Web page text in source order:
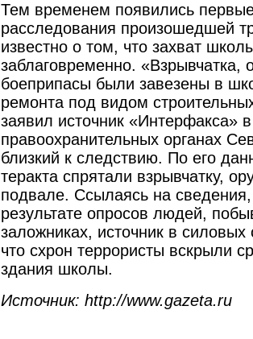
Тем временем появились
расследования произошедшей
известно о том, что захват
заблаговременно. «Взрывчатка,
боеприпасы были завезены в
ремонта под видом
заявил источник «Интерфакса» в
правоохранительных органах
близкий к следствию. По его
теракта спрятали взрывчатку,
подвале. Ссылаясь на
результате опросов людей,
заложниках, источник в силовых
что схрон террористы вскрыли
здания школы.
Источник: http://www.gazeta.ru